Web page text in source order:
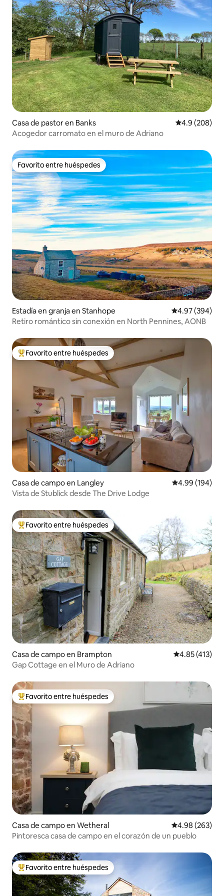
Casa de pastor en Banks Calificación
4.9 (208)
Acogedor carromato en el muro de Adriano
Favorito entre huéspedes
Favorito entre huéspedes
Estadía en granja en Stanhope Calificación
4.97 (394)
Retiro romántico sin conexión en North Pennines, AONB
Favorito entre huéspedes preferido
Favorito entre huéspedes
Casa de campo en Langley Calificación
4.99 (194)
Vista de Stublick desde The Drive Lodge
Favorito entre huéspedes preferido
Favorito entre huéspedes
Casa de campo en Brampton Calificación
4.85 (413)
Gap Cottage en el Muro de Adriano
Favorito entre huéspedes preferido
Favorito entre huéspedes
Casa de campo en Wetheral Calificación
4.98 (263)
Pintoresca casa de campo en el corazón de un pueblo
Favorito entre huéspedes preferido
Favorito entre huéspedes